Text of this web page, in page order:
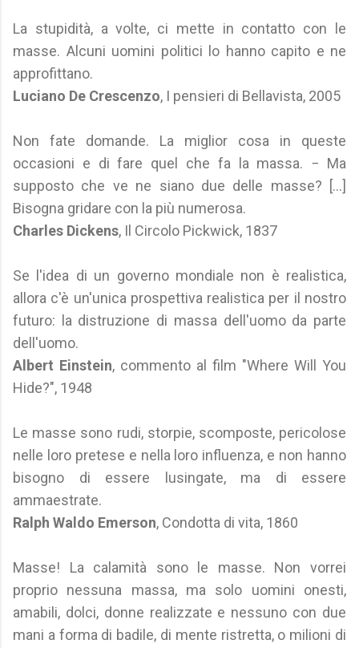
La stupidità, a volte, ci mette in contatto con le
masse. Alcuni uomini politici lo hanno capito e ne
approfittano.
Luciano De Crescenzo, I pensieri di Bellavista, 2005
Non fate domande. La miglior cosa in queste
occasioni e di fare quel che fa la massa. − Ma
supposto che ve ne siano due delle masse? [...]
Bisogna gridare con la più numerosa.
Charles Dickens, Il Circolo Pickwick, 1837
Se l'idea di un governo mondiale non è realistica,
allora c'è un'unica prospettiva realistica per il nostro
futuro: la distruzione di massa dell'uomo da parte
dell'uomo.
Albert Einstein, commento al film "Where Will You
Hide?", 1948
Le masse sono rudi, storpie, scomposte, pericolose
nelle loro pretese e nella loro influenza, e non hanno
bisogno di essere lusingate, ma di essere
ammaestrate.
Ralph Waldo Emerson, Condotta di vita, 1860
Masse! La calamità sono le masse. Non vorrei
proprio nessuna massa, ma solo uomini onesti,
amabili, dolci, donne realizzate e nessuno con due
mani a forma di badile, di mente ristretta, o milioni di